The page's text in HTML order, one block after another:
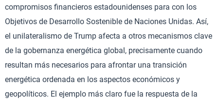
compromisos financieros estadounidenses para con los
Objetivos de Desarrollo Sostenible de Naciones Unidas. Así,
el unilateralismo de Trump afecta a otros mecanismos clave
de la gobernanza energética global, precisamente cuando
resultan más necesarios para afrontar una transición
energética ordenada en los aspectos económicos y
geopolíticos. El ejemplo más claro fue la respuesta de la